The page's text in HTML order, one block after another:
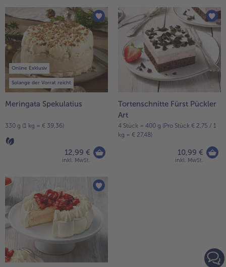
Online Exklusiv
Solange der Vorrat reicht
Meringata Spekulatius
330 g (1 kg = € 39,36)
12,99 €
inkl. MwSt.
Tortenschnitte Fürst Pückler
Art
4 Stück = 400 g (Pro Stück € 2,75 / 1
kg = € 27,48)
10,99 €
inkl. MwSt.